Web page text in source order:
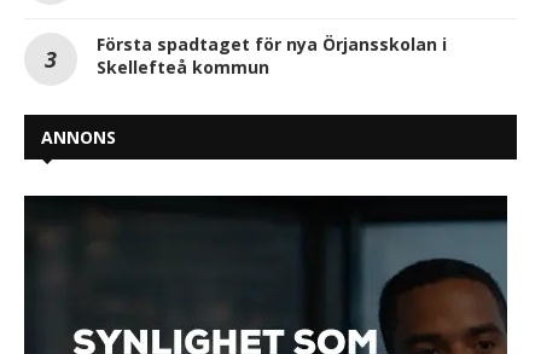
Första spadtaget för nya Örjansskolan i
Skellefteå kommun
ANNONS